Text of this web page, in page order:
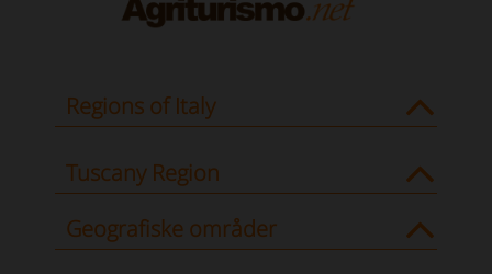
Regions of Italy
Tuscany Region
Geografiske områder